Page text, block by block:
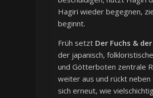
Hagiri wieder begegnen,
beginnt.
Früh setzt Der Fuchs &
der japanisch,
und Götterboten zentrale
weiter aus und rückt
sich erneut, wie